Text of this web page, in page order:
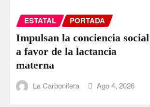
ESTATAL PORTADA
Impulsan la conciencia social
a favor de la lactancia
materna
La Carbonifera Ago 4, 2026